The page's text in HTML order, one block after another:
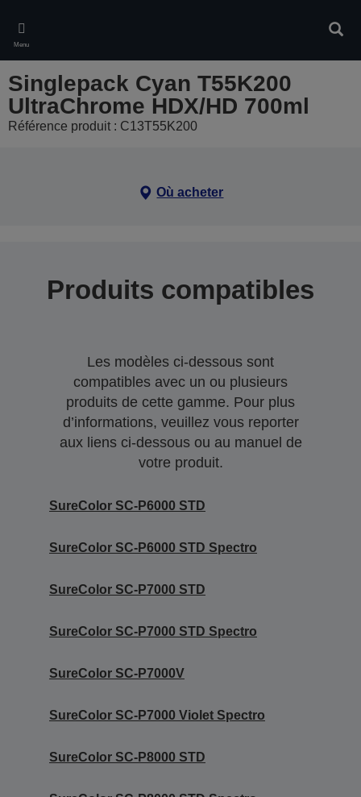
main
content
Menu
Singlepack Cyan T55K200
UltraChrome HDX/HD 700ml
Référence produit : C13T55K200
Où acheter
Produits compatibles
Les modèles ci-dessous sont
compatibles avec un ou plusieurs
produits de cette gamme. Pour plus
d’informations, veuillez vous reporter
aux liens ci-dessous ou au manuel de
votre produit.
SureColor SC-P6000 STD
SureColor SC-P6000 STD Spectro
SureColor SC-P7000 STD
SureColor SC-P7000 STD Spectro
SureColor SC-P7000V
SureColor SC-P7000 Violet Spectro
SureColor SC-P8000 STD